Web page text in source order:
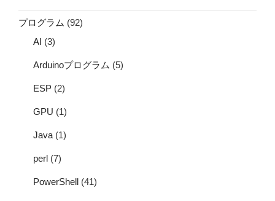
プログラム (92)
AI (3)
Arduinoプログラム (5)
ESP (2)
GPU (1)
Java (1)
perl (7)
PowerShell (41)